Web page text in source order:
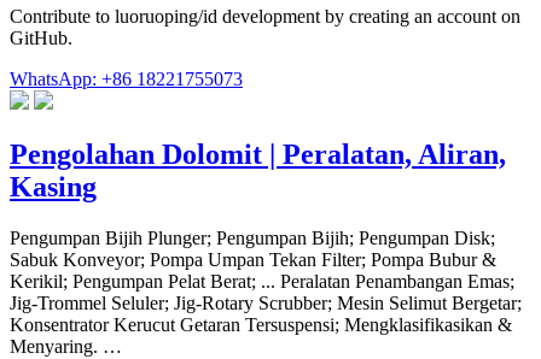
Contribute to luoruoping/id development by creating an account on
GitHub.
WhatsApp: +86 18221755073
Pengolahan Dolomit | Peralatan, Aliran,
Kasing
Pengumpan Bijih Plunger; Pengumpan Bijih; Pengumpan Disk;
Sabuk Konveyor; Pompa Umpan Tekan Filter; Pompa Bubur &
Kerikil; Pengumpan Pelat Berat; ... Peralatan Penambangan Emas;
Jig-Trommel Seluler; Jig-Rotary Scrubber; Mesin Selimut Bergetar;
Konsentrator Kerucut Getaran Tersuspensi; Mengklasifikasikan &
Menyaring. …